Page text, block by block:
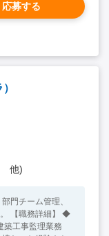
インドネシア語
◆マネジメント経
応募する
他)
門チーム管理、
【職務詳細】 ◆
工事監理業務